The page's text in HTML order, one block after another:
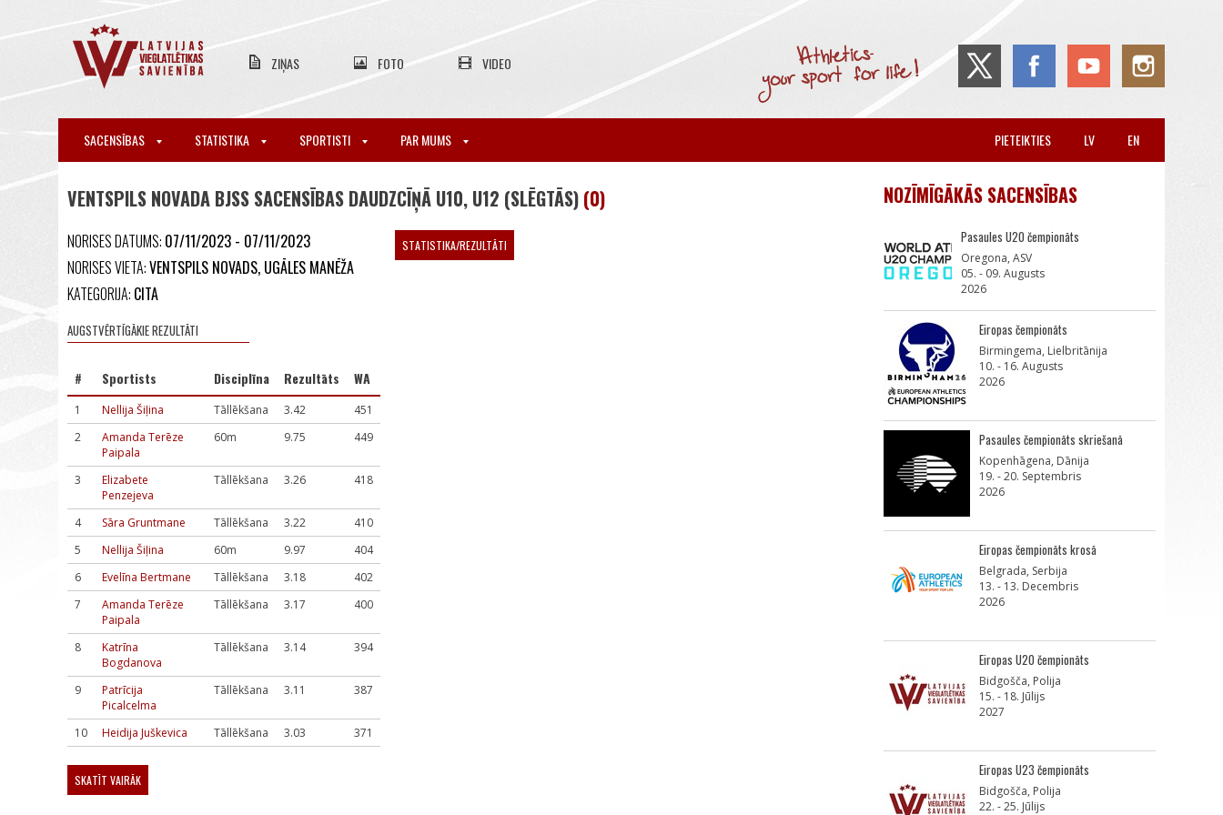
ZIŅAS FOTO VIDEO
SACENSĪBAS STATISTIKA SPORTISTI PAR MUMS EN
LV
PIETEIKTIES
VENTSPILS NOVADA BJSS SACENSĪBAS DAUDZCĪŅĀ U10, U12 (SLĒGTĀS) (0)
NORISES DATUMS: 07/11/2023 - 07/11/2023
NORISES VIETA:VENTSPILS NOVADS, UGĀLES MANĒŽA
KATEGORIJA: CITA
AUGSTVĒRTĪGĀKIE REZULTĀTI
# Sportists Disciplīna Rezultāts WA
1 Nellija Šiļina Tāllēkšana 3.42
451
2
Amanda Terēze
Paipala
60m 9.75 449
3
Elizabete
Penzejeva
Tāllēkšana 3.26 418
4 Sāra Gruntmane Tāllēkšana 3.22
410
5
Nellija Šiļina 60m 9.97
404
6
Evelīna Bertmane Tāllēkšana 3.18
402
7
Amanda Terēze
Paipala
Tāllēkšana 3.17 400
8
Katrīna
Bogdanova
Tāllēkšana 3.14 394
9
Patrīcija
Picalcelma
Tāllēkšana 3.11 387
10 Heidija Juškevica Tāllēkšana 3.03 371
SKATĪT VAIRĀK
STATISTIKA/REZULTĀTI
NOZĪMĪGĀKĀS SACENSĪBAS
Pasaules U20 čempionāts
Oregona, ASV
05. - 09. Augusts
2026
Eiropas čempionāts
Birmingema, Lielbritānija
10. - 16. Augusts
2026
Pasaules čempionāts skriešanā
Kopenhāgena, Dānija
19. - 20. Septembris
2026
Eiropas čempionāts krosā
Belgrada, Serbija
13. - 13. Decembris
2026
Eiropas U20 čempionāts
Bidgošča, Polija
15. - 18. Jūlijs
2027
Eiropas U23 čempionāts
Bidgošča, Polija
22. - 25. Jūlijs